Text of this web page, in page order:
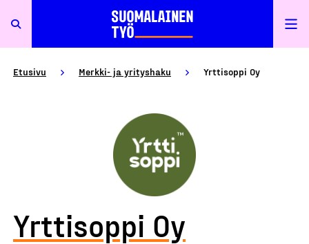
Etusivu Merkki- ja yrityshaku Yrttisoppi Oy
Yrttisoppi Oy